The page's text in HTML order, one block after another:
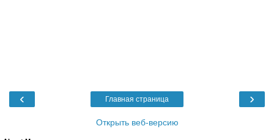
‹ ›
Главная страница
Открыть веб-версию